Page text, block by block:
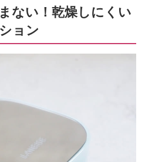
ない！乾燥しにくい
ョン